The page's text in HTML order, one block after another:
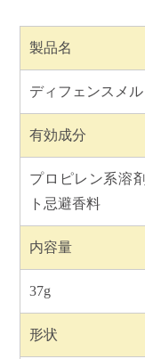
製品名
ディフェンスメル
有効成分
プロピレン系溶
ト忌避香料
内容量
37g
形状